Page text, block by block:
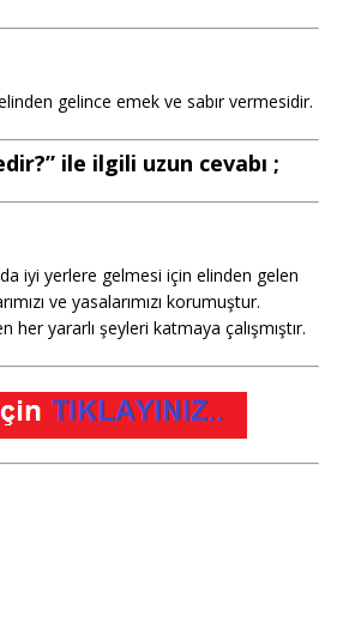
gelince emek ve sabır vermesidir.
ile ilgili uzun cevabı ;
iyi yerlere gelmesi için elinden gelen
ve yasalarımızı korumuştur.
yararlı şeyleri katmaya çalışmıştır.